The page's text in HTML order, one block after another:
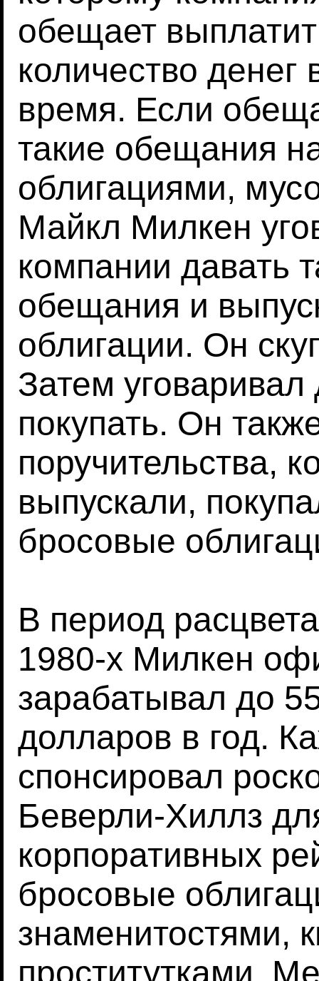
обещает
количество
время. Если
такие обещания
облигациями,
Майкл Милкен
компании давать
обещания и
облигации. Он
Затем
покупать. Он
поручительства,
выпускали,
бросовые
В период
1980-х Милкен
зарабатывал до
долларов в год.
спонсировал
Беверли-Хиллз
корпоративных
бросовые
знаменитостями,
проститутками.